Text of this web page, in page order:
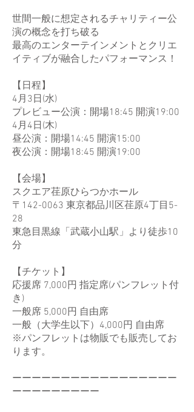
世間一般に想定されるチャリティー公
演の概念を打ち破る
最高のエンターテインメントとクリエ
イティブが融合したパフォーマンス！
【日程】
4月3日(水)
プレビュー公演：開場18:45 開演19:00
4月4日(木)
昼公演：開場14:45 開演15:00
夜公演：開場18:45 開演19:00
【会場】
スクエア荏原ひらつかホール
〒142-0063 東京都品川区荏原4丁目5-
28
東急目黒線「武蔵小山駅」より徒歩10
分
【チケット】
応援席 7,000円 指定席(パンフレット付
き)
一般席 5,000円 自由席
一般（大学生以下）4,000円 自由席
※パンフレットは物販でも販売してお
ります。
ーーーーーーーーーーーーーーーーー
ーーーーーーーーー